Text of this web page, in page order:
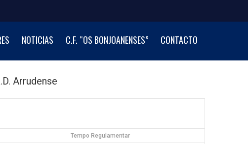
NOTICIAS C.F. “OS BONJOANENSES” CONTACTO
Arrudense
Tempo Regulamentar